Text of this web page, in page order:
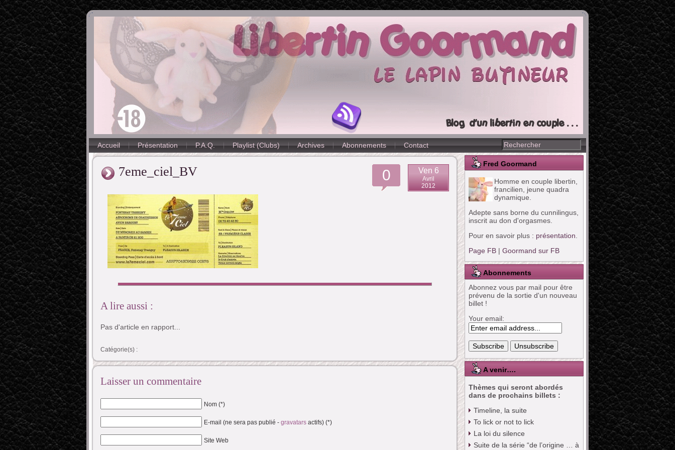
Accueil Présentation P.A.Q. Playlist (Clubs) Archives Abonnements Contact
Fred Goormand
Homme en couple libertin,
francilien, jeune quadra
dynamique.
Adepte sans borne du cunnilingus,
inscrit au don d'orgasmes.
Pour en savoir plus : présentation
Page FB | Goormand sur FB
Abonnements
Abonnez vous par mail pour être
prévenu de la sortie d'un nouveau
billet !
Your email:
A venir….
Thèmes qui seront abordés
dans de prochains billets :
Timeline, la suite
To lick or not to lick
La loi du silence
Suite de la série “de l’origine … à
Ven 6
Avril
2012
0
7eme_ciel_BV
A lire aussi :
Pas d'article en rapport...
Catégorie(s) :
Laisser un commentaire
Nom (*)
E-mail (ne sera pas publié - gravatars actifs) (*)
Site Web